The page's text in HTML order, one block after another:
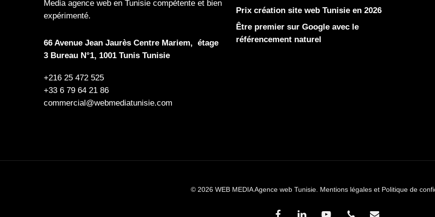
Mediaagence web en Tunisie compétente et bien
expérimenté.
66 Avenue Jean Jaurès Centre Mariem, étage
3 Bureau N°1, 1001 Tunis Tunisie
+216 25 472 525
+33 6 79 64 21 86
commercial@webmediatunisie.com
Prix création site web Tunisie en 2026
Être premier sur Google avec le
référencement naturel
© 2026 WEB MEDIA Agence web Tunisie. Mentions légales et Politique de
facebooklinkedin youtube phone email